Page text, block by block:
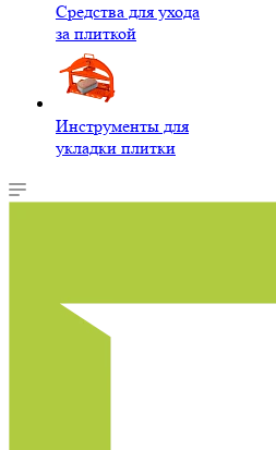
Средства для ухода
за плиткой
Инструменты для
укладки плитки